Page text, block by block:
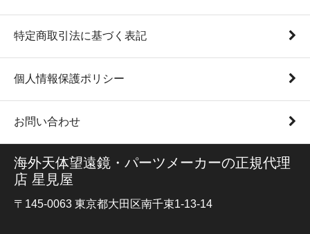
特定商取引法に基づく表記
個人情報保護ポリシー
お問い合わせ
海外天体望遠鏡・パーツメーカーの正規代理
店 星見屋
〒145-0063 東京都大田区南千束1-13-14